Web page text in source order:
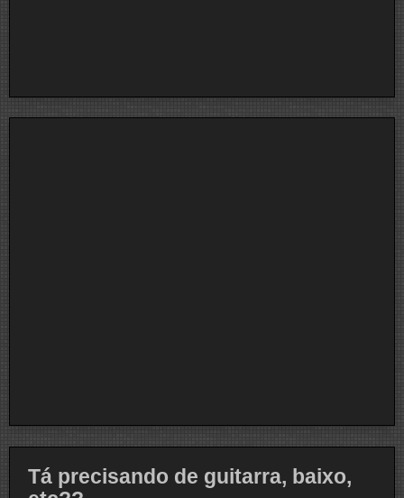
Tá precisando de guitarra, baixo,